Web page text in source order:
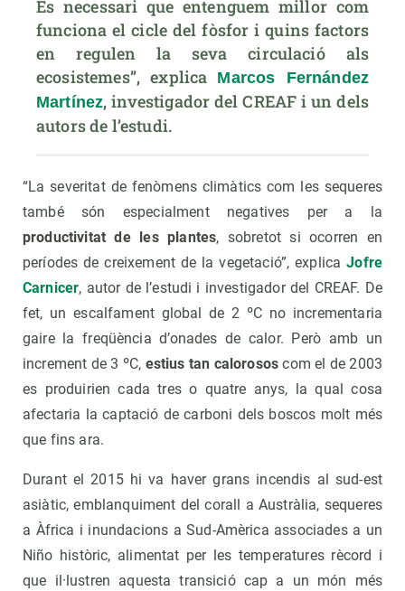
És necessari que entenguem millor com
funciona el cicle del fòsfor i quins factors
en regulen la seva circulació als
ecosistemes”, explica Marcos Fernández
Martínez, investigador del CREAF i un dels
autors de l’estudi.
“La severitat de fenòmens climàtics com les sequeres
també són especialment negatives per a la
productivitat de les plantes, sobretot si ocorren en
períodes de creixement de la vegetació”, explica Jofre
Carnicer, autor de l’estudi i investigador del CREAF. De
fet, un escalfament global de 2 ºC no incrementaria
gaire la freqüència d’onades de calor. Però amb un
increment de 3 ºC, estius tan calorosos com el de 2003
es produirien cada tres o quatre anys, la qual cosa
afectaria la captació de carboni dels boscos molt més
que fins ara.
Durant el 2015 hi va haver grans incendis al sud-est
asiàtic, emblanquiment del corall a Austràlia, sequeres
a Àfrica i inundacions a Sud-Amèrica associades a un
Niño històric, alimentat per les temperatures rècord i
que il·lustren aquesta transició cap a un món més